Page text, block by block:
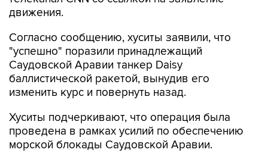
движения.
Согласно сообщению, хуситы заявили, что
"успешно" поразили принадлежащий
Саудовской Аравии танкер Daisy
баллистической ракетой, вынудив его
изменить курс и повернуть назад.
Хуситы подчеркивают, что операция была
проведена в рамках усилий по обеспечению
морской блокады Саудовской Аравии.